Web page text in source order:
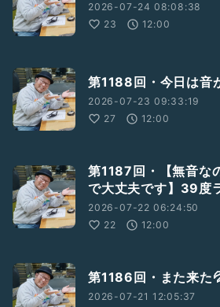
2026-07-24 08:08:38
23
12:00
第1188回・今日は音
2026-07-23 09:33:19
27
12:00
第1187回・【無音な
で大丈夫です】39度
2026-07-22 06:24:50
22
12:00
第1186回・また来た
2026-07-21 12:05:37